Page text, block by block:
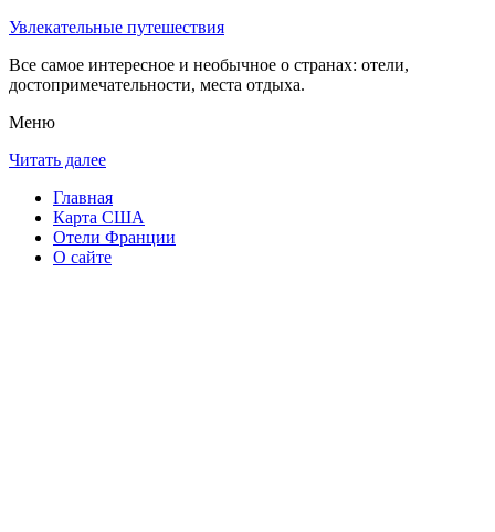
Увлекательные путешествия
Все самое интересное и необычное о странах: отели,
достопримечательности, места отдыха.
Меню
Читать далее
Главная
Карта США
Отели Франции
О сайте